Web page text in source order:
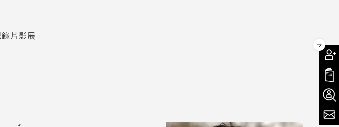
片影展